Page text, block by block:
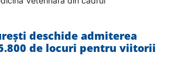
deschide admiterea
de locuri pentru viitorii